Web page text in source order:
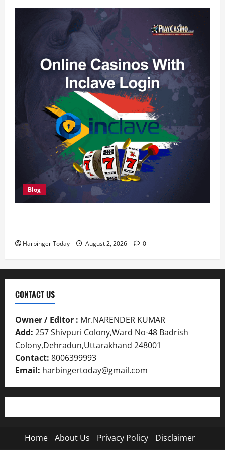
Blog
Harbinger Today August 2, 2026 0
CONTACT US
Owner / Editor : Mr.NARENDER KUMAR
Add: 257 Shivpuri Colony,Ward No-48 Badrish
Colony,Dehradun,Uttarakhand 248001
Contact: 8006399993
Email: harbingertoday@gmail.com
Home About Us Privacy Policy Disclaimer